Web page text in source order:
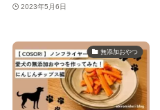
2023年5月6日
無添加おやつ